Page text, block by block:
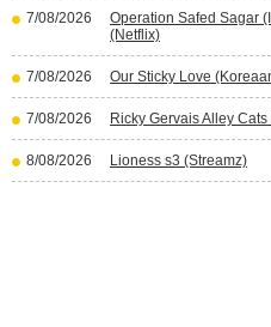
7/08/2026
Operation Safed Sagar
(Netflix)
7/08/2026 Our Sticky Love
7/08/2026 Ricky Gervais Alley
8/08/2026 Lioness s3 (Streamz)